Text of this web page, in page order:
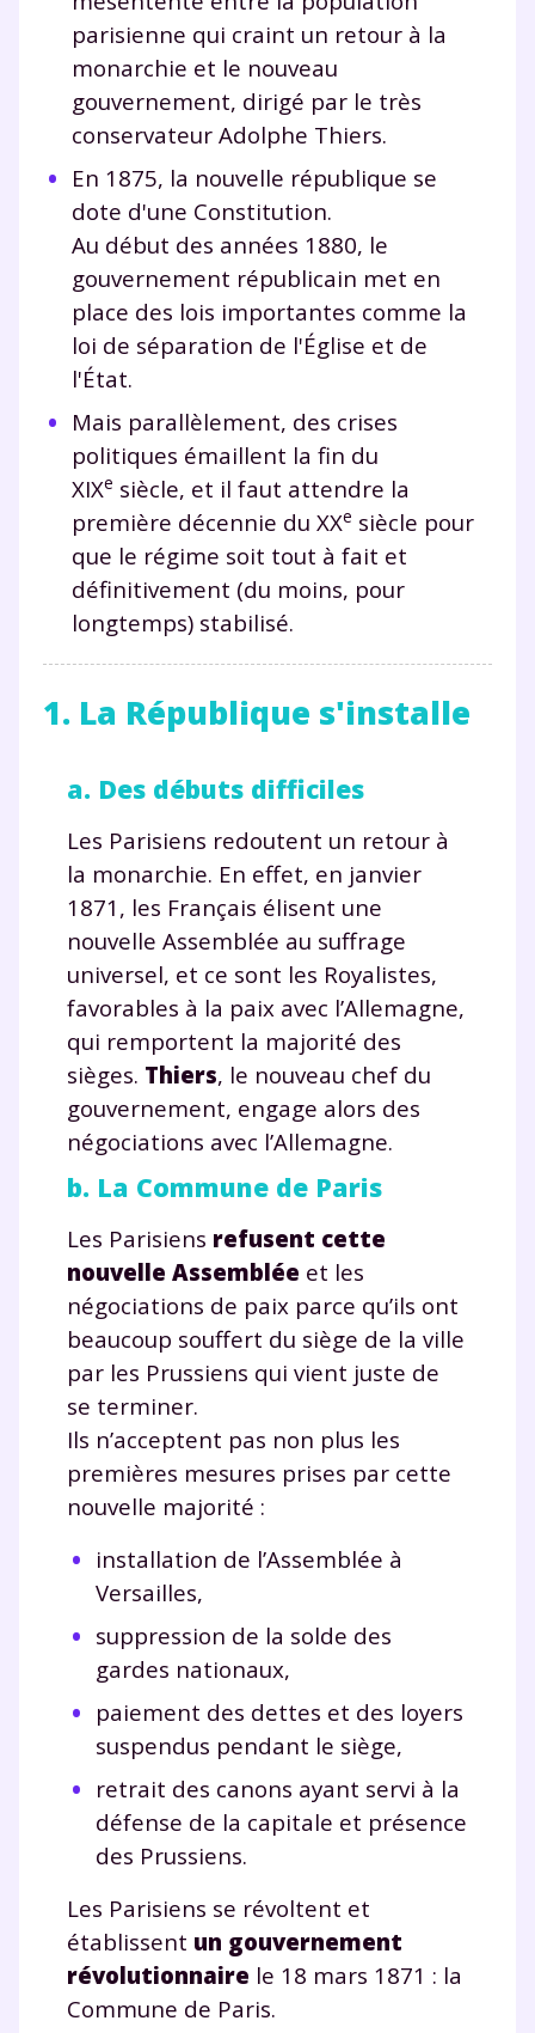
parisienne qui craint un retour à la
monarchie et le nouveau
gouvernement, dirigé par le très
conservateur Adolphe Thiers.
En 1875, la nouvelle république se
dote d'une Constitution.
Au début des années 1880, le
gouvernement républicain met en
place des lois importantes comme la
loi de séparation de l'Église et de
l'État.
Mais parallèlement, des crises
politiques émaillent la fin du
XIXe siècle, et il faut attendre la
première décennie du XXe siècle pour
que le régime soit tout à fait et
définitivement (du moins, pour
longtemps) stabilisé.
1. La République s'installe
a. Des débuts difficiles
Les Parisiens redoutent un retour à
la monarchie. En effet, en janvier
1871, les Français élisent une
nouvelle Assemblée au suffrage
universel, et ce sont les Royalistes,
favorables à la paix avec l’Allemagne,
qui remportent la majorité des
sièges. Thiers, le nouveau chef du
gouvernement, engage alors des
négociations avec l’Allemagne.
b. La Commune de Paris
Les Parisiens refusent cette
nouvelle Assemblée et les
négociations de paix parce qu’ils ont
beaucoup souffert du siège de la ville
par les Prussiens qui vient juste de
se terminer.
Ils n’acceptent pas non plus les
premières mesures prises par cette
nouvelle majorité :
installation de l’Assemblée à
Versailles,
suppression de la solde des
gardes nationaux,
paiement des dettes et des loyers
suspendus pendant le siège,
retrait des canons ayant servi à la
défense de la capitale et présence
des Prussiens.
Les Parisiens se révoltent et
établissent un gouvernement
révolutionnaire le 18 mars 1871 : la
Commune de Paris.